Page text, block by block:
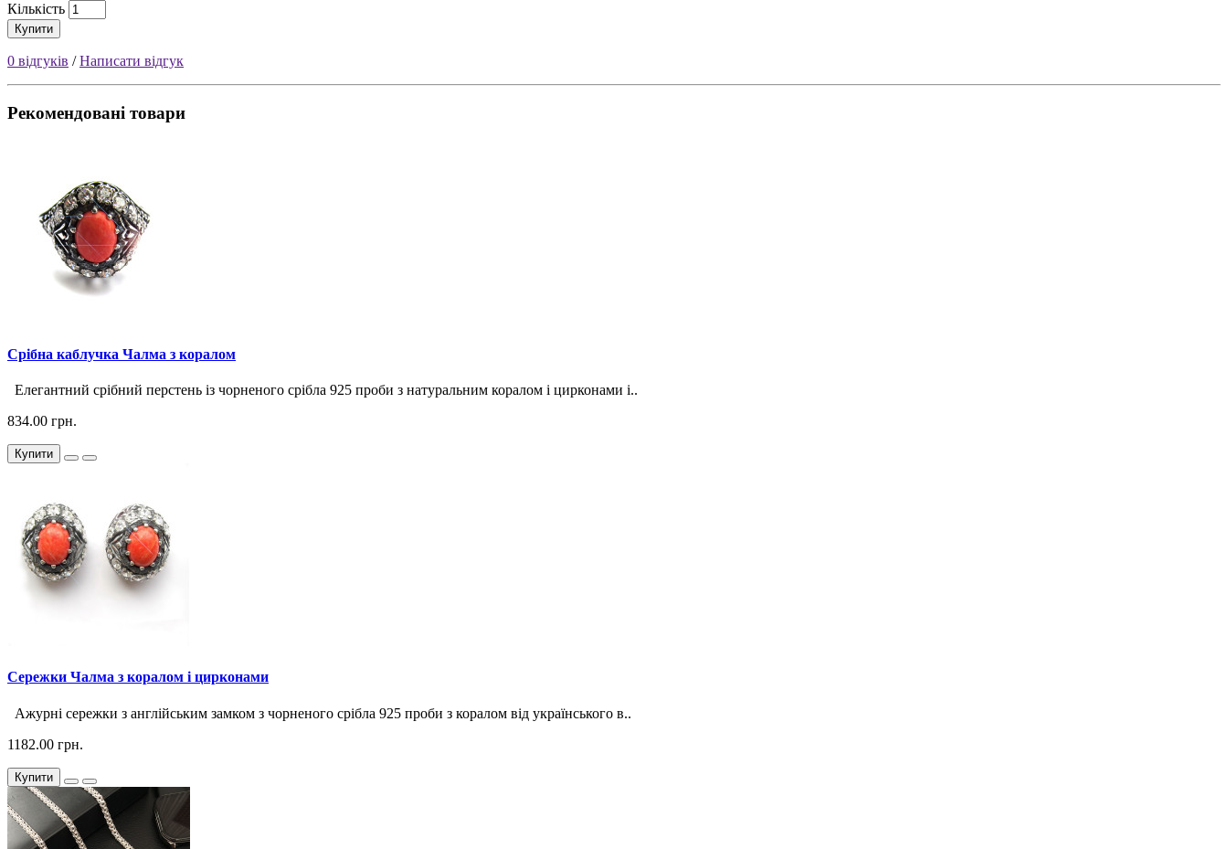
Кількість
Купити
0 відгуків /Написати відгук
Рекомендовані товари
Срібна каблучка Чалма з коралом
Елегантний срібний перстень із чорненого срібла 925 проби з натуральним коралом і цирконами і..
834.00 грн.
Купити
Сережки Чалма з коралом і цирконами
Ажурні сережки з англійським замком з чорненого срібла 925 проби з коралом від українського в..
1182.00 грн.
Купити